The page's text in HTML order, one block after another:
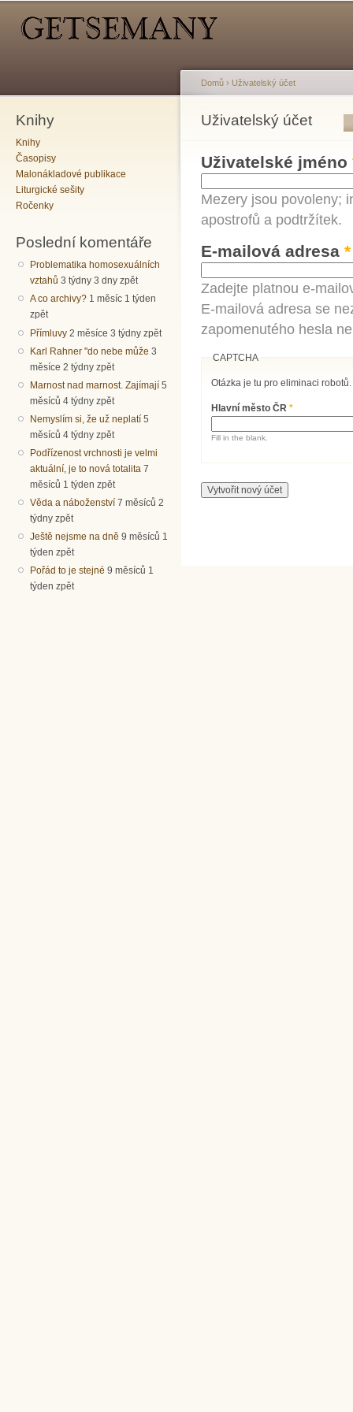
Knihy
Knihy
Časopisy
Malonákladové publikace
Liturgické sešity
Ročenky
Poslední komentáře
Problematika homosexuálních
vztahů 3 týdny 3 dny zpět
A co archivy? 1 měsíc 1 týden
zpět
Přímluvy 2 měsíce 3 týdny zpět
Karl Rahner "do nebe může 3
měsíce 2 týdny zpět
Marnost nad marnost. Zajímají 5
měsíců 4 týdny zpět
Nemyslím si, že už neplatí 5
měsíců 4 týdny zpět
Podřízenost vrchnosti je velmi
aktuální, je to nová totalita 7
měsíců 1 týden zpět
Věda a náboženství 7 měsíců 2
týdny zpět
Ještě nejsme na dně 9 měsíců 1
týden zpět
Pořád to je stejné 9 měsíců 1
týden zpět
Jste zde
Domů › Uživatelský účet
Uživatelský účet
Hlavní záložky
Uživatelské jméno
Mezery jsou povoleny;
apostrofů a podtržítek.
E-mailová adresa *
Zadejte platnou e-
E-mailová adresa se
zapomenutého hesla
CAPTCHA
Otázka je tu pro eliminaci robotů.
Hlavní město ČR*
Fill in the blank.